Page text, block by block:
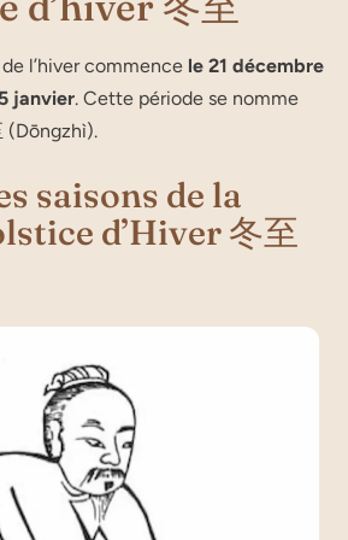
l’hi­ver com­mence le 21 décembre
jan­vier. Cette période se nomme
(Dōngzhì).
saisons de la
d’Hiver 冬至